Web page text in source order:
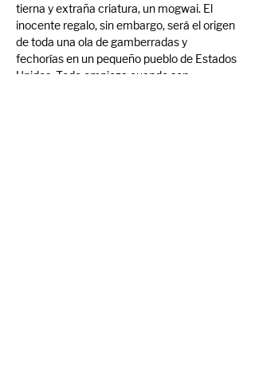
tierna y extraña criatura, un mogwai. El
inocente regalo, sin embargo, será el origen
de toda una ola de gamberradas y
fechorías en un pequeño pueblo de Estados
Unidos. Todo empieza cuando son